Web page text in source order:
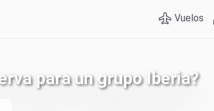
Vuelos
para un grupo Iberia?